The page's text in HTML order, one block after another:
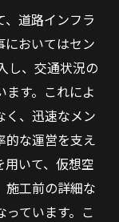
道路インフラ
においてはセン
し、交通状況の
ます。これによ
く、迅速なメン
的な運営を支え
いて、仮想空
施工前の詳細な
ています。こ